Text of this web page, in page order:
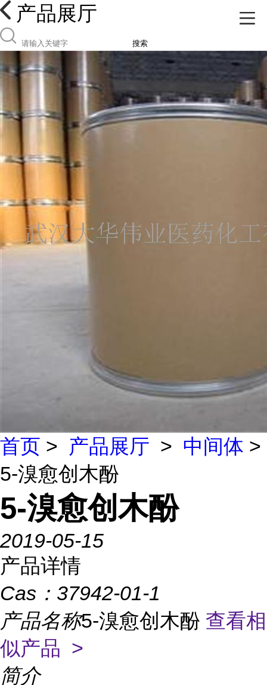
产品展厅
搜索
首页 > 产品展厅 > 中间体 >
5-溴愈创木酚
5-溴愈创木酚
2019-05-15
产品详情
Cas： 37942-01-1
产品名称5-溴愈创木酚 查看相
似产品 >
简介